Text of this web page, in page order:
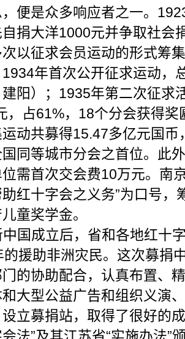
便是众多响应者之一。
捐大洋1000元并争取社会
以征求会员运动的形式筹
年首次公开征求运动，
阳）；1935年第二次征求
，占61%，18个分会获得
动共募得15.47多亿元国
同等城市分会之首位。此
需首次交会费10万元。南
红十字会之义务”为口号
童奖学金。
国成立后，省和各地红十
的援助非洲灾民。这次募捐
的协助配合，认真布置、
大型公益广告和组织义演
立募捐站，取得了很好的